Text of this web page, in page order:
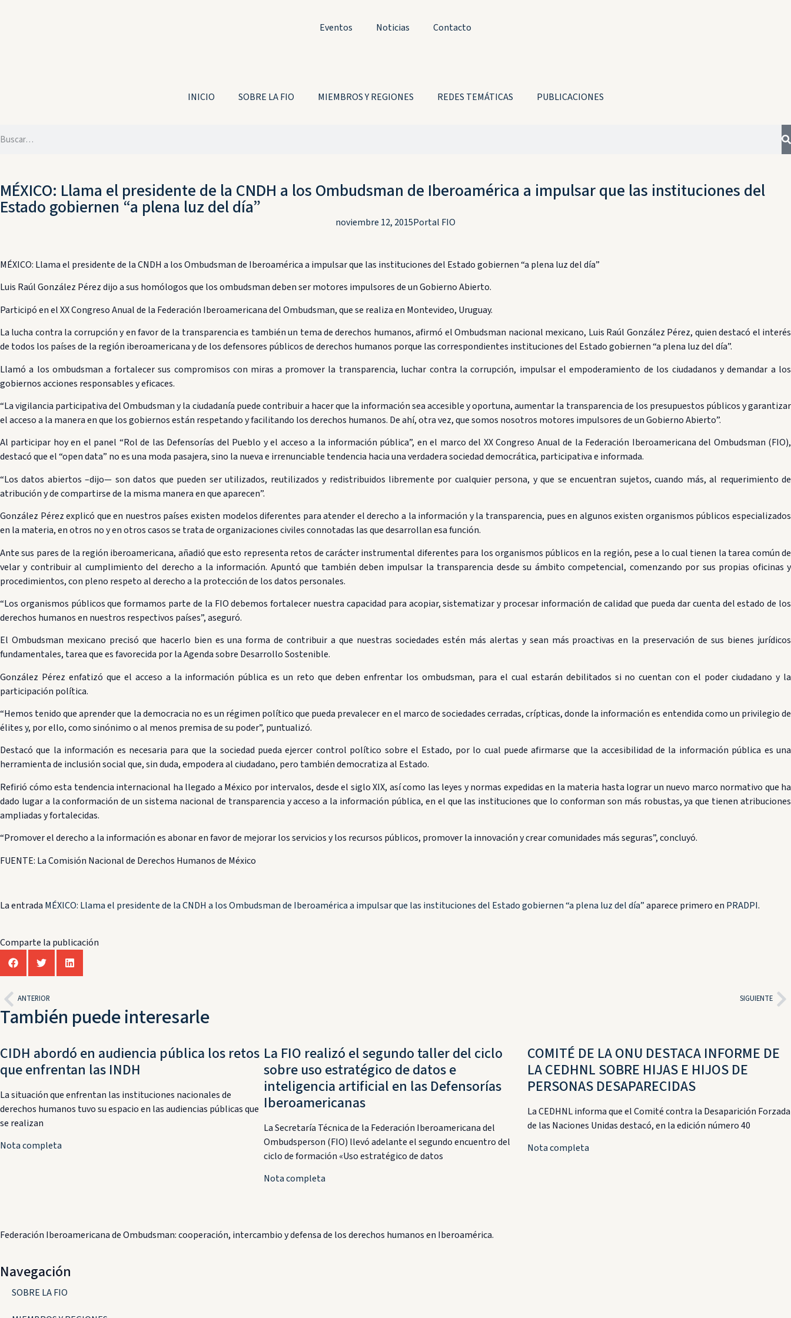
Eventos Noticias Contacto
INICIO SOBRE LA FIO MIEMBROS Y REGIONES REDES TEMÁTICAS PUBLICACIONES
MÉXICO: Llama el presidente de la CNDH a los Ombudsman de Iberoamérica a impulsar que las instituciones del
Estado gobiernen “a plena luz del día”
noviembre 12, 2015Portal FIO
MÉXICO: Llama el presidente de la CNDH a los Ombudsman de Iberoamérica a impulsar que las instituciones del Estado gobiernen “a plena luz del día”
Luis Raúl González Pérez dijo a sus homólogos que los ombudsman deben ser motores impulsores de un Gobierno Abierto.
Participó en el XX Congreso Anual de la Federación Iberoamericana del Ombudsman, que se realiza en Montevideo, Uruguay.
La lucha contra la corrupción y en favor de la transparencia es también un tema de derechos humanos, afirmó el Ombudsman nacional mexicano, Luis Raúl González Pérez, quien destacó el interés
de todos los países de la región iberoamericana y de los defensores públicos de derechos humanos porque las correspondientes instituciones del Estado gobiernen “a plena luz del día”.
Llamó a los ombudsman a fortalecer sus compromisos con miras a promover la transparencia, luchar contra la corrupción, impulsar el empoderamiento de los ciudadanos y demandar a los
gobiernos acciones responsables y eficaces.
“La vigilancia participativa del Ombudsman y la ciudadanía puede contribuir a hacer que la información sea accesible y oportuna, aumentar la transparencia de los presupuestos públicos y garantizar
el acceso a la manera en que los gobiernos están respetando y facilitando los derechos humanos. De ahí, otra vez, que somos nosotros motores impulsores de un Gobierno Abierto”.
Al participar hoy en el panel “Rol de las Defensorías del Pueblo y el acceso a la información pública”, en el marco del XX Congreso Anual de la Federación Iberoamericana del Ombudsman (FIO),
destacó que el “open data” no es una moda pasajera, sino la nueva e irrenunciable tendencia hacia una verdadera sociedad democrática, participativa e informada.
“Los datos abiertos –dijo— son datos que pueden ser utilizados, reutilizados y redistribuidos libremente por cualquier persona, y que se encuentran sujetos, cuando más, al requerimiento de
atribución y de compartirse de la misma manera en que aparecen”.
González Pérez explicó que en nuestros países existen modelos diferentes para atender el derecho a la información y la transparencia, pues en algunos existen organismos públicos especializados
en la materia, en otros no y en otros casos se trata de organizaciones civiles connotadas las que desarrollan esa función.
Ante sus pares de la región iberoamericana, añadió que esto representa retos de carácter instrumental diferentes para los organismos públicos en la región, pese a lo cual tienen la tarea común de
velar y contribuir al cumplimiento del derecho a la información. Apuntó que también deben impulsar la transparencia desde su ámbito competencial, comenzando por sus propias oficinas y
procedimientos, con pleno respeto al derecho a la protección de los datos personales.
“Los organismos públicos que formamos parte de la FIO debemos fortalecer nuestra capacidad para acopiar, sistematizar y procesar información de calidad que pueda dar cuenta del estado de los
derechos humanos en nuestros respectivos países”, aseguró.
El Ombudsman mexicano precisó que hacerlo bien es una forma de contribuir a que nuestras sociedades estén más alertas y sean más proactivas en la preservación de sus bienes jurídicos
fundamentales, tarea que es favorecida por la Agenda sobre Desarrollo Sostenible.
González Pérez enfatizó que el acceso a la información pública es un reto que deben enfrentar los ombudsman, para el cual estarán debilitados si no cuentan con el poder ciudadano y la
participación política.
“Hemos tenido que aprender que la democracia no es un régimen político que pueda prevalecer en el marco de sociedades cerradas, crípticas, donde la información es entendida como un privilegio de
élites y, por ello, como sinónimo o al menos premisa de su poder”, puntualizó.
Destacó que la información es necesaria para que la sociedad pueda ejercer control político sobre el Estado, por lo cual puede afirmarse que la accesibilidad de la información pública es una
herramienta de inclusión social que, sin duda, empodera al ciudadano, pero también democratiza al Estado.
Refirió cómo esta tendencia internacional ha llegado a México por intervalos, desde el siglo XIX, así como las leyes y normas expedidas en la materia hasta lograr un nuevo marco normativo que ha
dado lugar a la conformación de un sistema nacional de transparencia y acceso a la información pública, en el que las instituciones que lo conforman son más robustas, ya que tienen atribuciones
ampliadas y fortalecidas.
“Promover el derecho a la información es abonar en favor de mejorar los servicios y los recursos públicos, promover la innovación y crear comunidades más seguras”, concluyó.
FUENTE: La Comisión Nacional de Derechos Humanos de México
La entrada MÉXICO: Llama el presidente de la CNDH a los Ombudsman de Iberoamérica a impulsar que las instituciones del Estado gobiernen “a plena luz del día”aparece primero en PRADPI.
Comparte la publicación
ANTERIOR SIGUIENTE
También puede interesarle
CIDH abordó en audiencia pública los retos
que enfrentan las INDH
La situación que enfrentan las instituciones nacionales de
derechos humanos tuvo su espacio en las audiencias públicas que
se realizan
Nota completa
La FIO realizó el segundo taller del ciclo
sobre uso estratégico de datos e
inteligencia artificial en las Defensorías
Iberoamericanas
La Secretaría Técnica de la Federación Iberoamericana del
Ombudsperson (FIO) llevó adelante el segundo encuentro del
ciclo de formación «Uso estratégico de datos
Nota completa
COMITÉ DE LA ONU DESTACA INFORME DE
LA CEDHNL SOBRE HIJAS E HIJOS DE
PERSONAS DESAPARECIDAS
La CEDHNL informa que el Comité contra la Desaparición Forzada
de las Naciones Unidas destacó, en la edición número 40
Nota completa
Federación Iberoamericana de Ombudsman: cooperación, intercambio y defensa de los derechos humanos en Iberoamérica.
Navegación
SOBRE LA FIO